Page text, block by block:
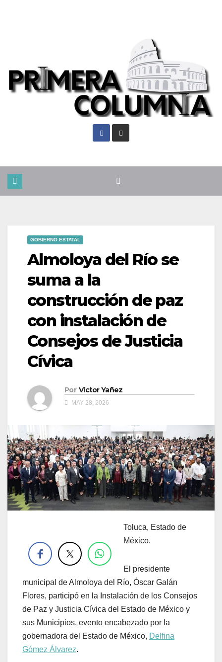
GOBIERNO ESTATAL
Almoloya del Río se
suma a la
construcción de paz
con instalación de
Consejos de Justicia
Cívica
Por Víctor Yañez
MAY 28, 2026
Toluca, Estado de
México.
El presidente
municipal de Almoloya del Río, Óscar Galán
Flores, participó en la Instalación de los Consejos
de Paz y Justicia Cívica del Estado de México y
sus Municipios, evento encabezado por la
gobernadora del Estado de México, Delfina
Gómez Álvarez.